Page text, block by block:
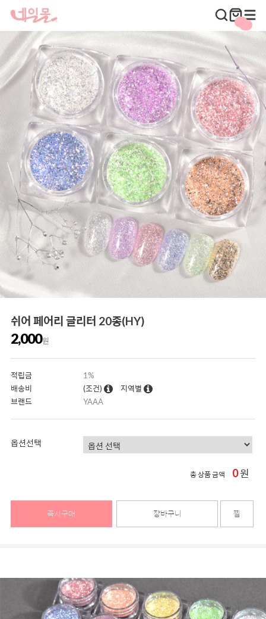
쉬어 페어리 글리터 20종(HY)
2,000원
적립금
1%
배송비
(조건)
지역별
브랜드
YAAA
옵션선택
총 상품 금액 0원
즉시구매 장바구니 찜